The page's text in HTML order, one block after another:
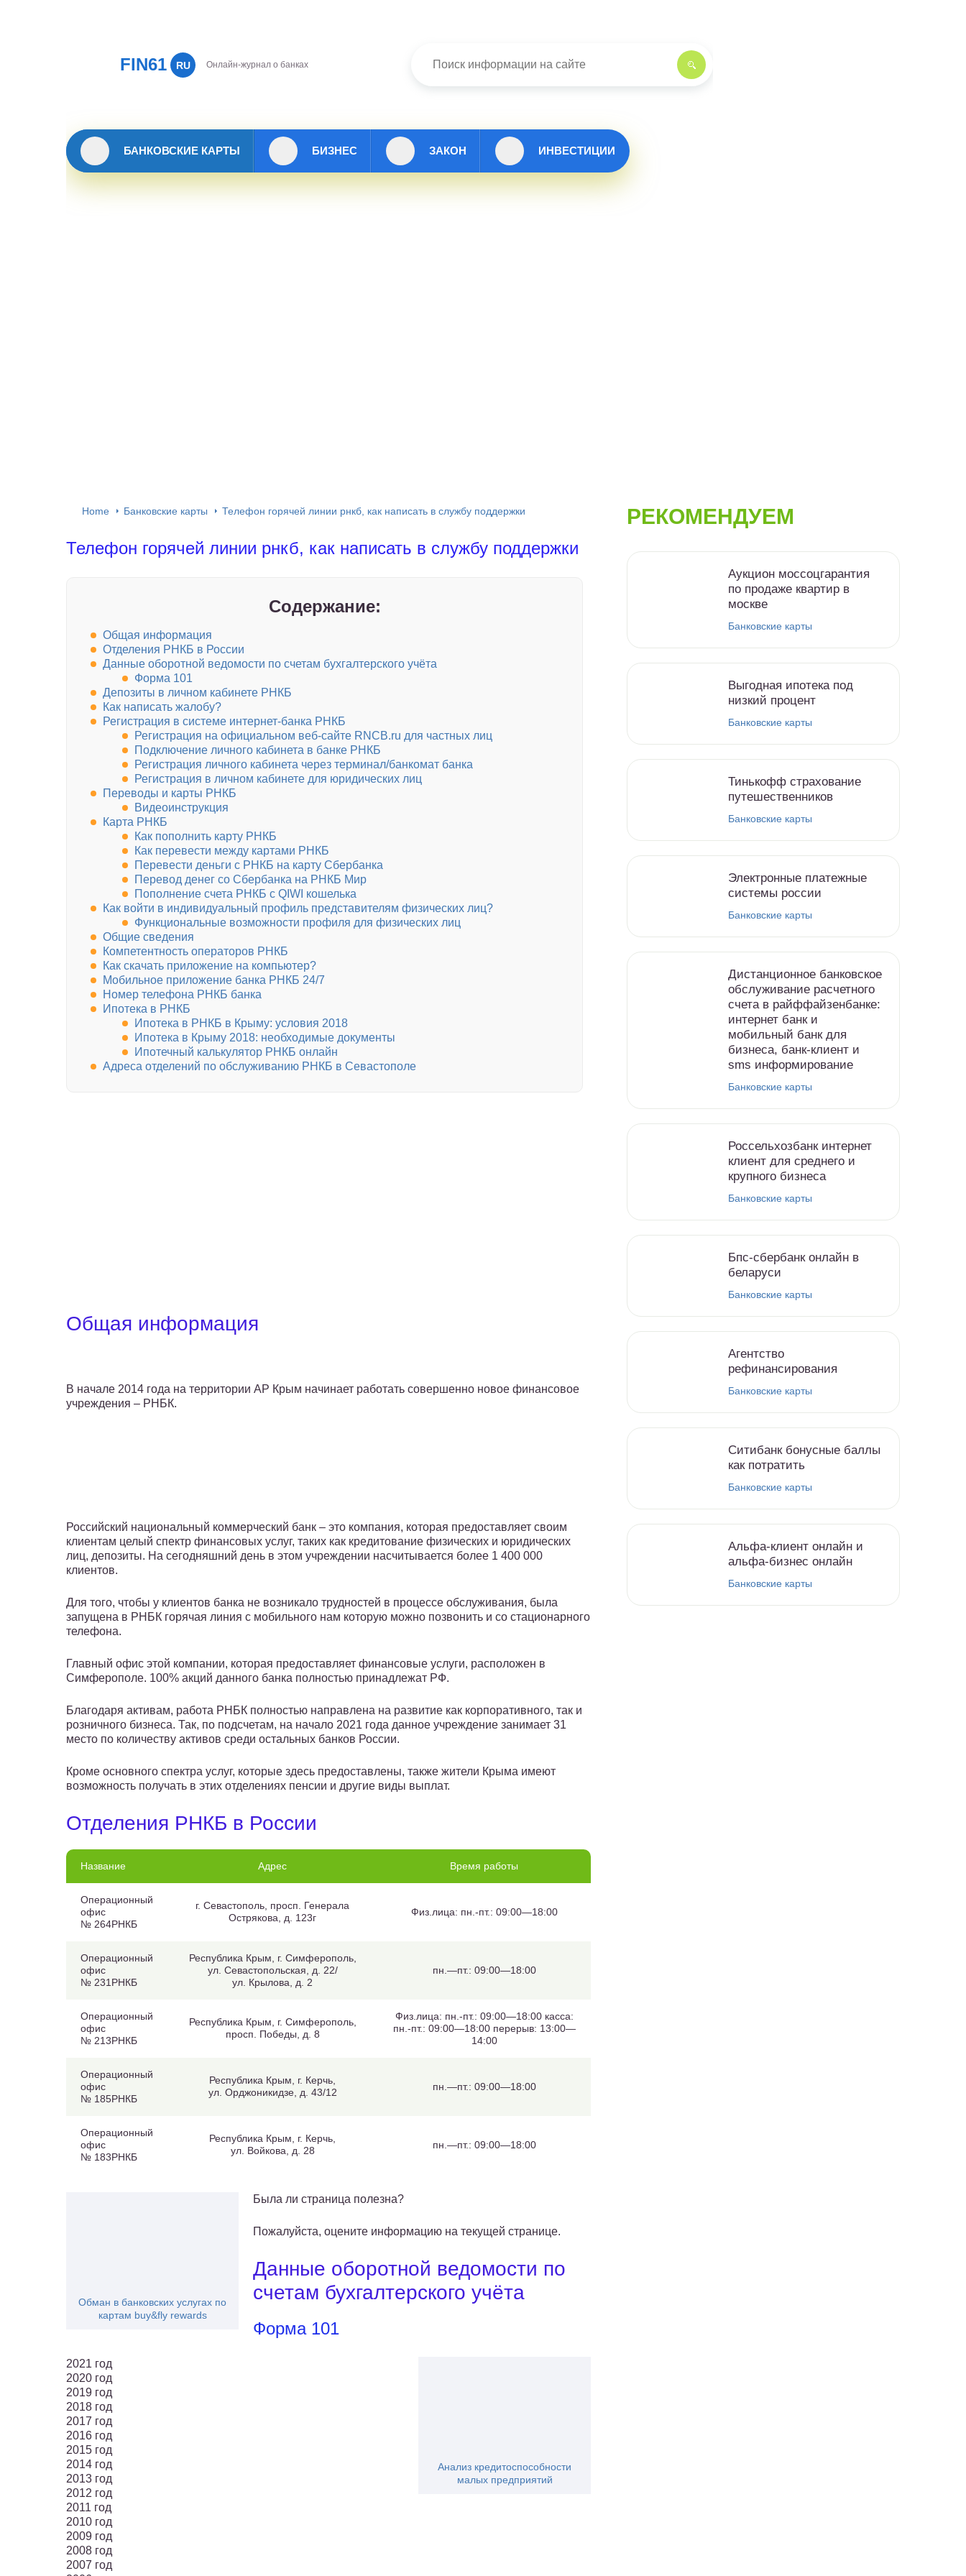
FIN61 RU Онлайн-журнал о банках
БАНКОВСКИЕ КАРТЫ БИЗНЕС ЗАКОН ИНВЕСТИЦИИ
Home Банковские карты Телефон горячей линии рнкб, как написать в службу поддержки
Телефон горячей линии рнкб, как написать в службу поддержки
Содержание:
Общая информация
Отделения РНКБ в России
Данные оборотной ведомости по счетам бухгалтерского учёта
Форма 101
Депозиты в личном кабинете РНКБ
Как написать жалобу?
Регистрация в системе интернет-банка РНКБ
Регистрация на официальном веб-сайте RNCB.ru для частных лиц
Подключение личного кабинета в банке РНКБ
Регистрация личного кабинета через терминал/банкомат банка
Регистрация в личном кабинете для юридических лиц
Переводы и карты РНКБ
Видеоинструкция
Карта РНКБ
Как пополнить карту РНКБ
Как перевести между картами РНКБ
Перевести деньги с РНКБ на карту Сбербанка
Перевод денег со Сбербанка на РНКБ Мир
Пополнение счета РНКБ с QIWI кошелька
Как войти в индивидуальный профиль представителям физических лиц?
Функциональные возможности профиля для физических лиц
Общие сведения
Компетентность операторов РНКБ
Как скачать приложение на компьютер?
Мобильное приложение банка РНКБ 24/7
Номер телефона РНКБ банка
Ипотека в РНКБ
Ипотека в РНКБ в Крыму: условия 2018
Ипотека в Крыму 2018: необходимые документы
Ипотечный калькулятор РНКБ онлайн
Адреса отделений по обслуживанию РНКБ в Севастополе
Общая информация
В начале 2014 года на территории АР Крым начинает работать совершенно новое финансовое
учреждения – РНБК.
Российский национальный коммерческий банк – это компания, которая предоставляет своим
клиентам целый спектр финансовых услуг, таких как кредитование физических и юридических
лиц, депозиты. На сегодняшний день в этом учреждении насчитывается более 1 400 000
клиентов.
Для того, чтобы у клиентов банка не возникало трудностей в процессе обслуживания, была
запущена в РНБК горячая линия с мобильного нам которую можно позвонить и со стационарного
телефона.
Главный офис этой компании, которая предоставляет финансовые услуги, расположен в
Симферополе. 100% акций данного банка полностью принадлежат РФ.
Благодаря активам, работа РНБК полностью направлена на развитие как корпоративного, так и
розничного бизнеса. Так, по подсчетам, на начало 2021 года данное учреждение занимает 31
место по количеству активов среди остальных банков России.
Кроме основного спектра услуг, которые здесь предоставлены, также жители Крыма имеют
возможность получать в этих отделениях пенсии и другие виды выплат.
Отделения РНКБ в России
Название Адрес Время работы
Операционный
офис
№ 264РНКБ
г. Севастополь, просп. Генерала
Острякова, д. 123г
Физ.лица: пн.-пт.: 09:00—18:00
Операционный
офис
№ 231РНКБ
Республика Крым, г. Симферополь,
ул. Севастопольская, д. 22/
ул. Крылова, д. 2
пн.—пт.: 09:00—18:00
Операционный
офис
№ 213РНКБ
Республика Крым, г. Симферополь,
просп. Победы, д. 8
Физ.лица: пн.-пт.: 09:00—18:00 касса:
пн.-пт.: 09:00—18:00 перерыв: 13:00—
14:00
Операционный
офис
№ 185РНКБ
Республика Крым, г. Керчь,
ул. Орджоникидзе, д. 43/12
пн.—пт.: 09:00—18:00
Операционный
офис
№ 183РНКБ
Республика Крым, г. Керчь,
ул. Войкова, д. 28
пн.—пт.: 09:00—18:00
Обман в банковских услугах по
картам buy&fly rewards
Была ли страница полезна?
Пожалуйста, оцените информацию на текущей странице.
Данные оборотной ведомости по
счетам бухгалтерского учёта
Форма 101
Анализ кредитоспособности
малых предприятий
2021 год
2020 год
2019 год
2018 год
2017 год
2016 год
2015 год
2014 год
2013 год
2012 год
2011 год
2010 год
2009 год
2008 год
2007 год
РЕКОМЕНДУЕМ
Аукцион моссоцгарантия
по продаже квартир в
москве
Банковские карты
Выгодная ипотека под
низкий процент
Банковские карты
Тинькофф страхование
путешественников
Банковские карты
Электронные платежные
системы россии
Банковские карты
Дистанционное банковское
обслуживание расчетного
счета в райффайзенбанке:
интернет банк и
мобильный банк для
бизнеса, банк-клиент и
sms информирование
Банковские карты
Россельхозбанк интернет
клиент для среднего и
крупного бизнеса
Банковские карты
Бпс-сбербанк онлайн в
беларуси
Банковские карты
Агентство
рефинансирования
Банковские карты
Ситибанк бонусные баллы
как потратить
Банковские карты
Альфа-клиент онлайн и
альфа-бизнес онлайн
Банковские карты